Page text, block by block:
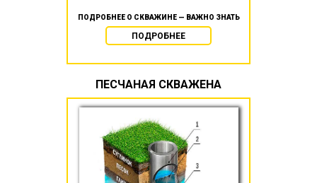
ПОДРОБНЕЕ О СКВАЖИНЕ — ВАЖНО ЗНАТЬ
ПОДРОБНЕЕ
ПЕСЧАНАЯ СКВАЖЕНА